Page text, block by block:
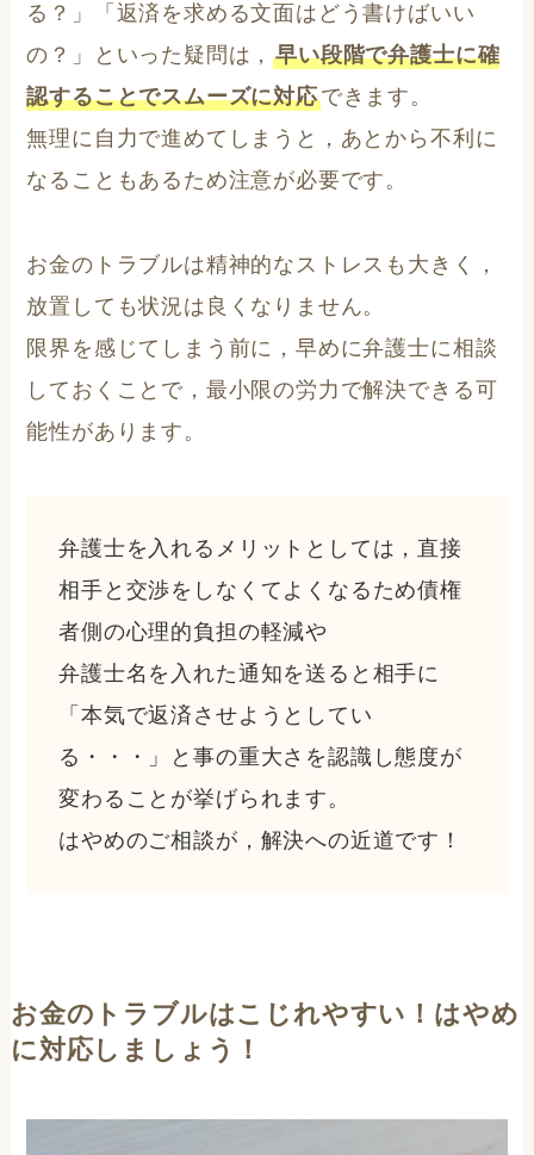
る？」「返済を求める文面はどう書けばいい
の？」といった疑問は，早い段階で弁護士に確
認することでスムーズに対応できます。
無理に自力で進めてしまうと，あとから不利に
なることもあるため注意が必要です。
お金のトラブルは精神的なストレスも大きく，
放置しても状況は良くなりません。
限界を感じてしまう前に，早めに弁護士に相談
しておくことで，最小限の労力で解決できる可
能性があります。
弁護士を入れるメリットとしては，直接
相手と交渉をしなくてよくなるため債権
者側の心理的負担の軽減や
弁護士名を入れた通知を送ると相手に
「本気で返済させようとしてい
る・・・」と事の重大さを認識し態度が
変わることが挙げられます。
はやめのご相談が，解決への近道です！
お金のトラブルはこじれやすい！はやめ
に対応しましょう！